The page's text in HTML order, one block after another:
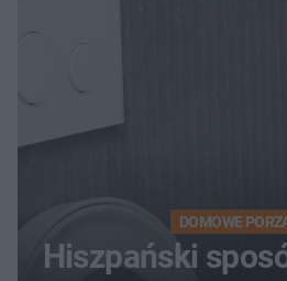
DOMOWE
Hiszpański